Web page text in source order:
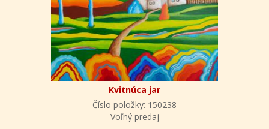
Kvitnúca jar
Číslo položky: 150238
Voľný predaj